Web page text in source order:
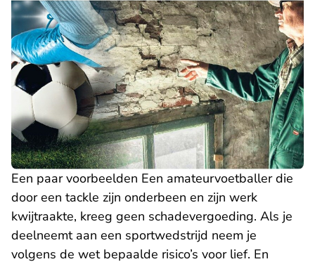
Een paar voorbeelden Een amateurvoetballer die
door een tackle zijn onderbeen en zijn werk
kwijtraakte, kreeg geen schadevergoeding. Als je
deelneemt aan een sportwedstrijd neem je
volgens de wet bepaalde risico’s voor lief. En